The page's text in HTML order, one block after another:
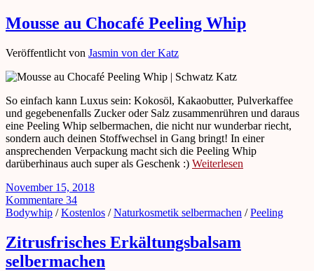
Mousse au Chocafé Peeling Whip
Veröffentlicht von Jasmin von der Katz
So einfach kann Luxus sein: Kokosöl, Kakaobutter, Pulverkaffee
und gegebenenfalls Zucker oder Salz zusammenrühren und daraus
eine Peeling Whip selbermachen, die nicht nur wunderbar riecht,
sondern auch deinen Stoffwechsel in Gang bringt! In einer
ansprechenden Verpackung macht sich die Peeling Whip
darüberhinaus auch super als Geschenk :) Weiterlesen
November 15, 2018
Kommentare 34
Bodywhip /Kostenlos /Naturkosmetik selbermachen /Peeling
Zitrusfrisches Erkältungsbalsam
selbermachen